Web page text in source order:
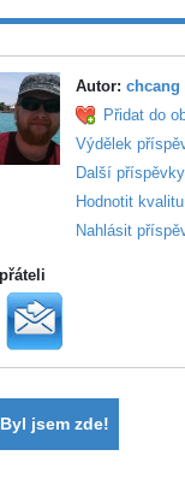
Autor:chcang
Přidat do
Výdělek
Další
Hodnotit
Nahlásit
Byl jsem zde!